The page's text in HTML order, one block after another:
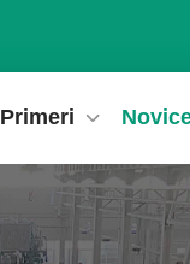
Primeri